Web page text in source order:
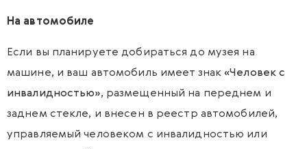
На автомобиле
Если вы планируете добираться до музея на
машине, и ваш автомобиль имеет знак«Человек с
инвалидностью», размещенный на переднем и
заднем стекле, и внесен в реестр автомобилей,
управляемый человеком с инвалидностью или